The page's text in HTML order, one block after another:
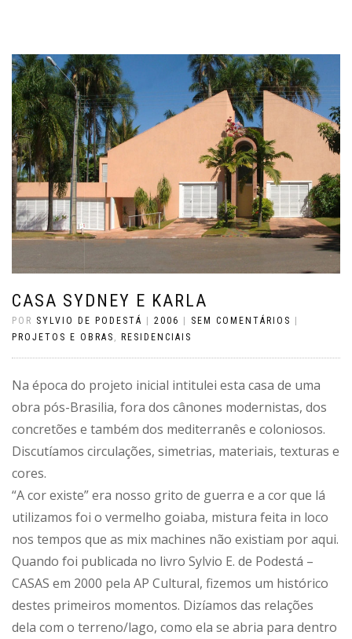
CASA SYDNEY E KARLA
POR SYLVIO DE PODESTÁ | 2006 | SEM COMENTÁRIOS |
PROJETOS E OBRAS
RESIDENCIAIS
Na época do projeto inicial intitulei esta casa de uma
obra pós-Brasilia, fora dos cânones modernistas, dos
concretões e também dos mediterranês e coloniosos.
Discutíamos circulações, simetrias, materiais, texturas e
cores.
“A cor existe” era nosso grito de guerra e a cor que lá
utilizamos foi o vermelho goiaba, mistura feita in loco
nos tempos que as mix machines não existiam por aqui.
Quando foi publicada no livro Sylvio E. de Podestá –
CASAS em 2000 pela AP Cultural, fizemos um histórico
destes primeiros momentos. Dizíamos das relações
dela com o terreno/lago, como ela se abria para dentro